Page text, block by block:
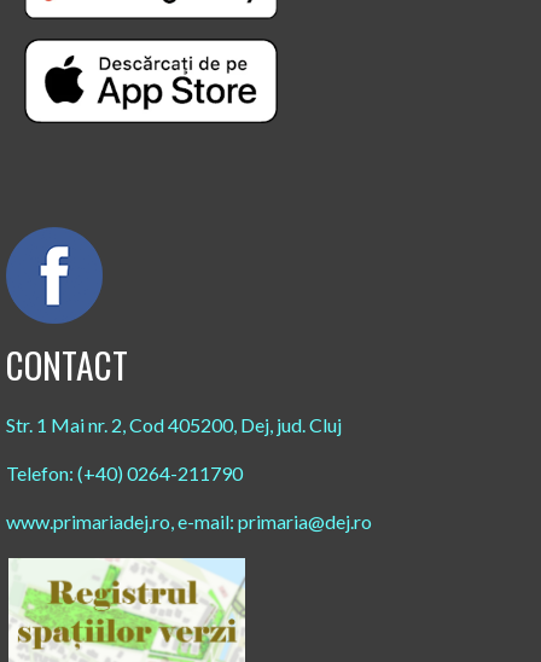
CONTACT
Str. 1 Mai nr. 2, Cod 405200, Dej, jud. Cluj
Telefon: (+40) 0264-211790
www.primariadej.ro, e-mail: primaria@dej.ro​